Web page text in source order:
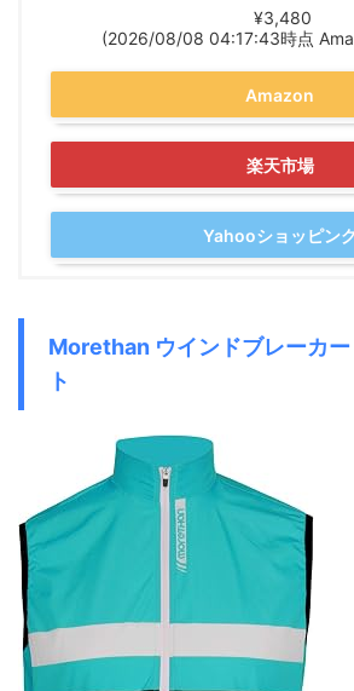
¥3,480
(2026/08/08 04:17:43時点
Amazon
楽天市場
Yahooショッピン
Morethan ウインドブレーカー
ト